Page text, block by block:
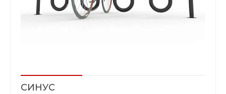
СИНУС